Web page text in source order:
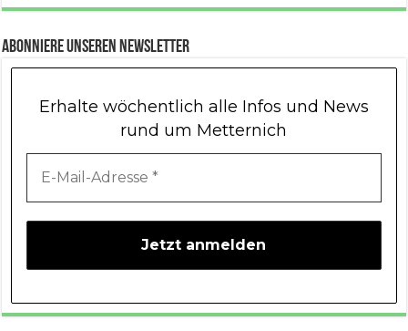
Abonniere unseren Newsletter
Erhalte wöchentlich alle Infos und News
rund um Metternich